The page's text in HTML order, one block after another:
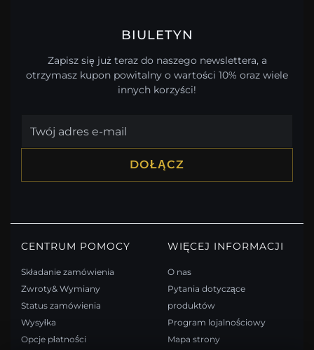
BIULETYN
Zapisz się już teraz do naszego newslettera, a
otrzymasz kupon powitalny o wartości 10% oraz wiele
innych korzyści!
DOŁĄCZ
CENTRUM POMOCY
Składanie zamówienia
Zwroty& Wymiany
Status zamówienia
Wysyłka
Opcje płatności
WIĘCEJ INFORMACJI
O nas
Pytania dotyczące
produktów
Program lojalnościowy
Mapa strony